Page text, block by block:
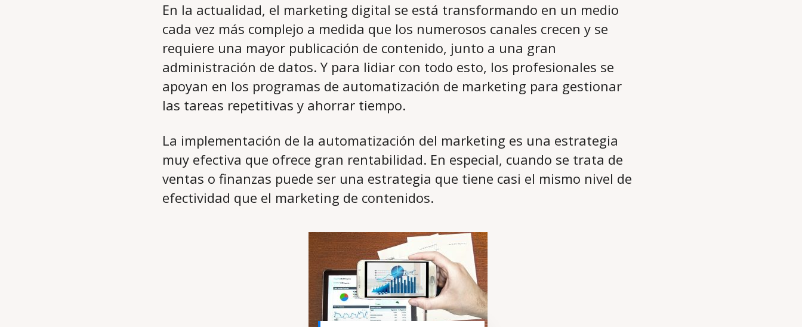
En la actualidad, el marketing digital se está transformando en un medio
cada vez más complejo a medida que los numerosos canales crecen y se
requiere una mayor publicación de contenido, junto a una gran
administración de datos. Y para lidiar con todo esto, los profesionales se
apoyan en los programas de automatización de marketing para gestionar
las tareas repetitivas y ahorrar tiempo.
La implementación de la automatización del marketing es una estrategia
muy efectiva que ofrece gran rentabilidad. En especial, cuando se trata de
ventas o finanzas puede ser una estrategia que tiene casi el mismo nivel de
efectividad que el marketing de contenidos.